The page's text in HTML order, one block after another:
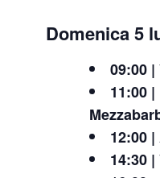
Domenica 5
09:00
11:00
12:00
14:30